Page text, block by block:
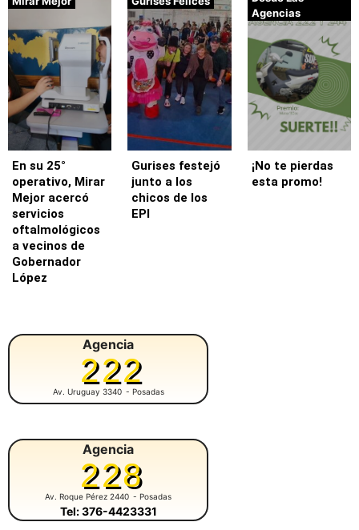
En su 25°
operativo, Mirar
Mejor acercó
servicios
oftalmológicos
a vecinos de
Gobernador
López
Gurises festejó
junto a los
chicos de los
EPI
Agencias
¡No te pierdas
esta promo!
Agencia
222
Av. Uruguay 3340 - Posadas
Agencia
228
Av. Roque Pérez 2440 - Posadas
Tel: 376-4423331